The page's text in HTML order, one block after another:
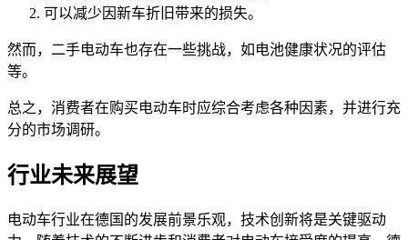
可以减少因新车折旧带来的损失。
然而，二手电动车也存在一些挑战，如电池健康状况的评估
等。
总之，消费者在购买电动车时应综合考虑各种因素，并进行充
分的市场调研。
行业未来展望
电动车行业在德国的发展前景乐观，技术创新将是关键驱动